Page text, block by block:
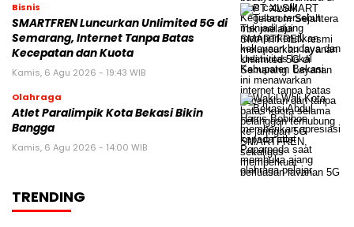
Bisnis
SMARTFREN Luncurkan Unlimited 5G di
Semarang, Internet Tanpa Batas
Kecepatan dan Kuota
Kamis, 6 Agu 2026 - 19:43 WIB
Olahraga
Atlet Paralimpik Kota Bekasi Bikin
Bangga
Kamis, 6 Agu 2026 - 14:00 WIB
TRENDING